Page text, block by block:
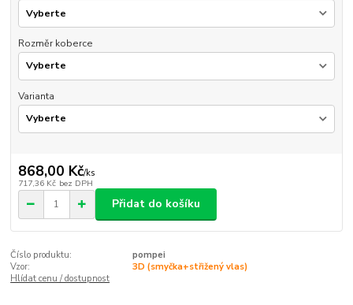
Rozměr koberce
Varianta
868,00 Kč/ks
717,36 Kč bez DPH
Přidat do košíku
Číslo produktu:
pompei
Vzor:
3D (smyčka+střižený vlas)
Hlídat cenu / dostupnost